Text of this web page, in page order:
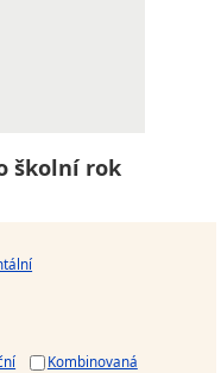
školní rok
Kombinovaná